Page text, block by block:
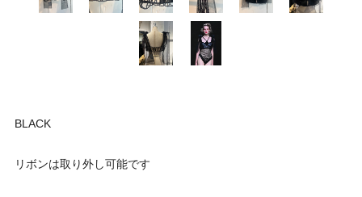
BLACK
リボンは取り外し可能です